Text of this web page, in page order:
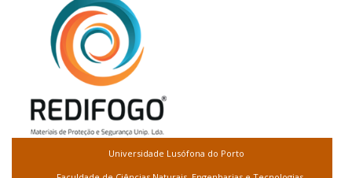
Universidade Lusófona do Porto